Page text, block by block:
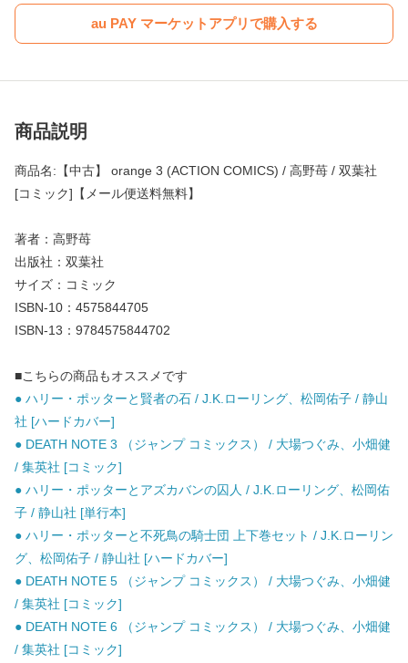
au PAY マーケットアプリで購入する
商品説明
商品名:【中古】 orange 3 (ACTION COMICS) / 高野苺 / 双葉社
[コミック]【メール便送料無料】
著者：高野苺
出版社：双葉社
サイズ：コミック
ISBN-10：4575844705
ISBN-13：9784575844702
■こちらの商品もオススメです
● ハリー・ポッターと賢者の石 / J.K.ローリング、松岡佑子 / 静山
社 [ハードカバー]
● DEATH NOTE 3 （ジャンプ コミックス） / 大場つぐみ、小畑健
/ 集英社 [コミック]
● ハリー・ポッターとアズカバンの囚人 / J.K.ローリング、松岡佑
子 / 静山社 [単行本]
● ハリー・ポッターと不死鳥の騎士団 上下巻セット / J.K.ローリン
グ、松岡佑子 / 静山社 [ハードカバー]
● DEATH NOTE 5 （ジャンプ コミックス） / 大場つぐみ、小畑健
/ 集英社 [コミック]
● DEATH NOTE 6 （ジャンプ コミックス） / 大場つぐみ、小畑健
/ 集英社 [コミック]